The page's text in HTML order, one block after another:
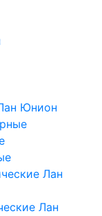
Юнион
Лан
Лан